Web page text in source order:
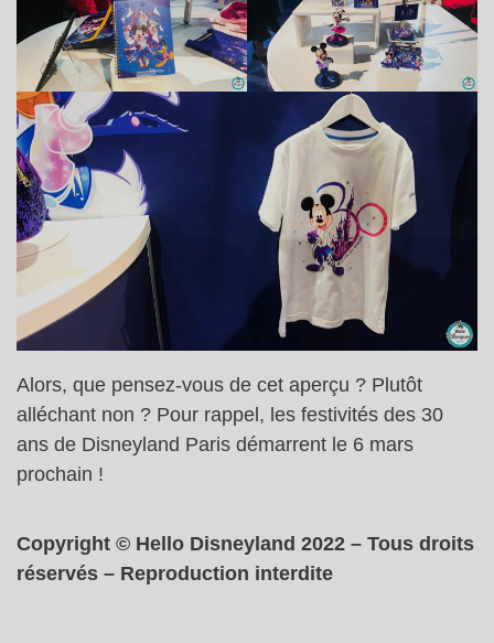
Alors, que pensez-vous de cet aperçu ? Plutôt
alléchant non ? Pour rappel, les festivités des 30
ans de Disneyland Paris démarrent le 6 mars
prochain !
Copyright © Hello Disneyland 2022 – Tous droits
réservés – Reproduction interdite